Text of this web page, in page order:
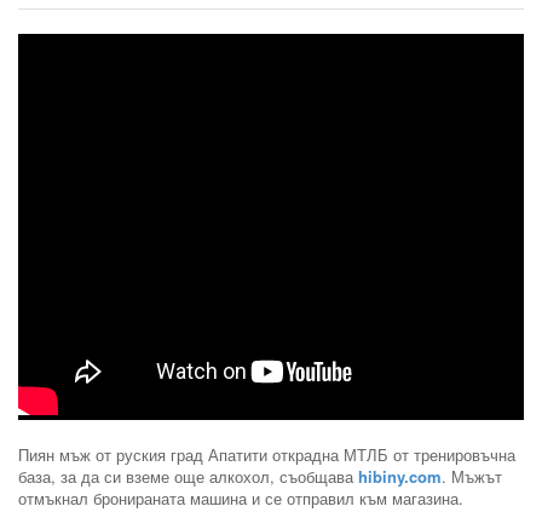
Пиян мъж от руския град Апатити открадна МТЛБ от тренировъчна
база, за да си вземе още алкохол, съобщаваhibiny.com. Мъжът
отмъкнал бронираната машина и се отправил към магазина.